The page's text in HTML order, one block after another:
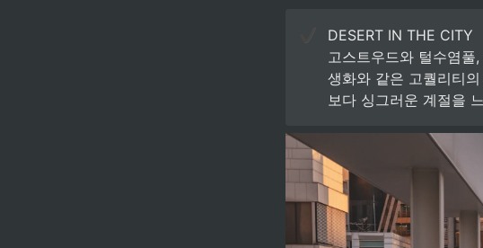
DESERT IN THE CITY
고스트우드와 털수염
생화와 같은 고퀄리티
보다 싱그러운 계절을